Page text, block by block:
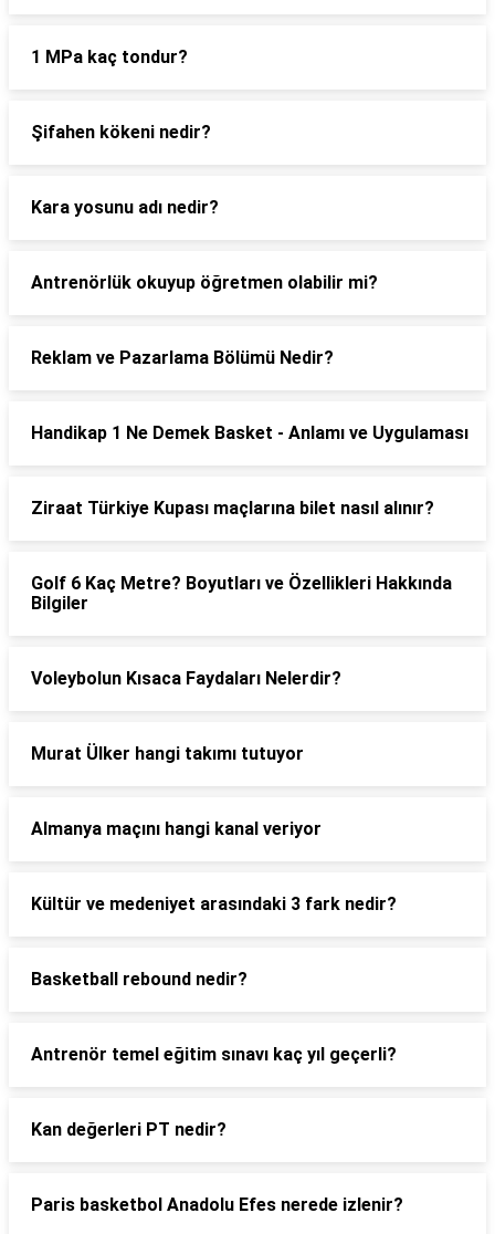
1 MPa kaç tondur?
Şifahen kökeni nedir?
Kara yosunu adı nedir?
Antrenörlük okuyup öğretmen olabilir mi?
Reklam ve Pazarlama Bölümü Nedir?
Handikap 1 Ne Demek Basket - Anlamı ve Uygulaması
Ziraat Türkiye Kupası maçlarına bilet nasıl alınır?
Golf 6 Kaç Metre? Boyutları ve Özellikleri Hakkında
Bilgiler
Voleybolun Kısaca Faydaları Nelerdir?
Murat Ülker hangi takımı tutuyor
Almanya maçını hangi kanal veriyor
Kültür ve medeniyet arasındaki 3 fark nedir?
Basketball rebound nedir?
Antrenör temel eğitim sınavı kaç yıl geçerli?
Kan değerleri PT nedir?
Paris basketbol Anadolu Efes nerede izlenir?